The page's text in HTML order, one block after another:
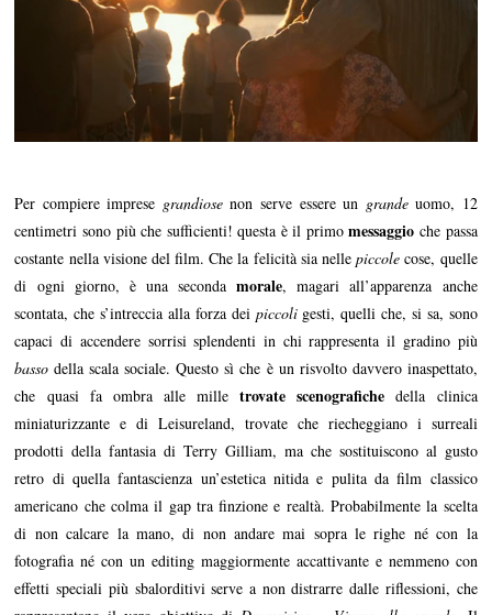
Per compiere imprese grandiosenon serve essere un grandeuomo, 12
centimetri sono più che sufficienti! questa è il primomessaggio che passa
costante nella visione del film. Che la felicità sia nellepiccole cose, quelle
di ogni giorno, è una secondamorale, magari all’apparenza anche
scontata, che s’intreccia alla forza dei piccoligesti, quelli che, si sa, sono
capaci di accendere sorrisi splendenti in chi rappresenta il gradino più
basso della scala sociale. Questo sì che è un risvolto davvero inaspettato,
che quasi fa ombra alle milletrovate scenografiche della clinica
miniaturizzante e di Leisureland, trovate che riecheggiano i surreali
prodotti della fantasia di Terry Gilliam, ma che sostituiscono al gusto
retro di quella fantascienza un’estetica nitida e pulita da film classico
americano che colma il gap tra finzione e realtà. Probabilmente la scelta
di non calcare la mano, di non andare mai sopra le righe né con la
fotografia né con un editing maggiormente accattivante e nemmeno con
effetti speciali più sbalorditivi serve a non distrarre dalle riflessioni, che